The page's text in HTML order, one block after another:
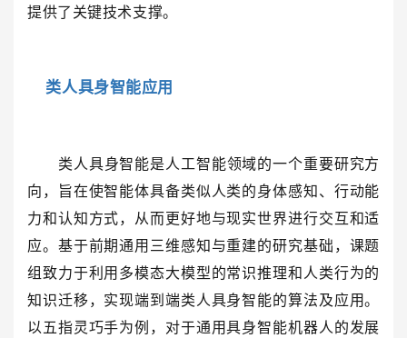
提供了关键技术支撑。
类人具身智能应用
类人具身智能是人工智能领域的一个重要研究方
向，旨在使智能体具备类似人类的身体感知、行动能
力和认知方式，从而更好地与现实世界进行交互和适
应。基于前期通用三维感知与重建的研究基础，课题
组致力于利用多模态大模型的常识推理和人类行为的
知识迁移，实现端到端类人具身智能的算法及应用。
以五指灵巧手为例，对于通用具身智能机器人的发展